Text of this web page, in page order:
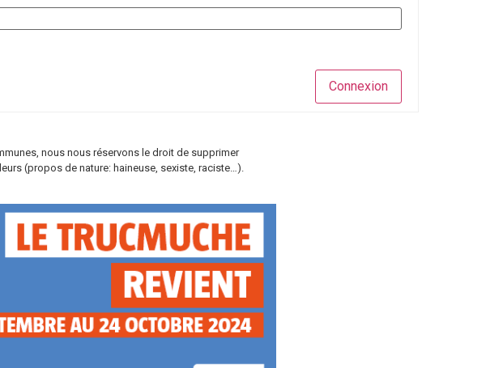
Connexion
nous nous réservons le droit de supprimer
(propos de nature: haineuse, sexiste, raciste…).